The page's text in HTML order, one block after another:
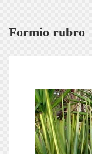
Formio rubro